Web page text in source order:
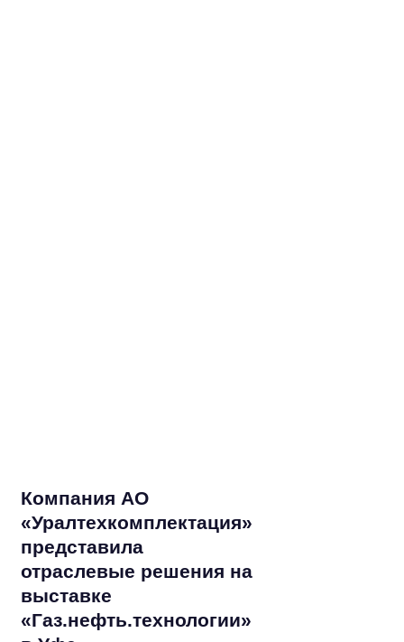
Компания АО
«Уралтехкомплектация»
представила
отраслевые решения на
выставке
«Газ.нефть.технологии»